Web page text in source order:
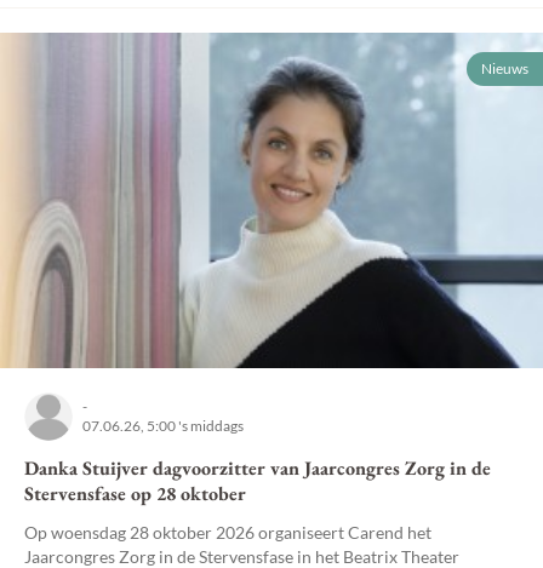
Nieuws
-
07.06.26, 5:00 's middags
Danka Stuijver dagvoorzitter van Jaarcongres Zorg in de
Stervensfase op 28 oktober
Op woensdag 28 oktober 2026 organiseert Carend het
Jaarcongres Zorg in de Stervensfase in het Beatrix Theater